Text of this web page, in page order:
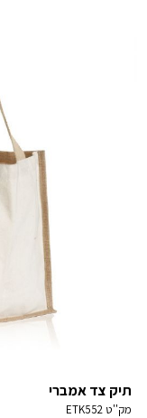
תיק צד אמברי
מק''טETK552